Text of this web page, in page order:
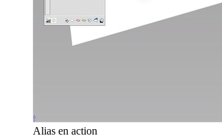
Alias en action